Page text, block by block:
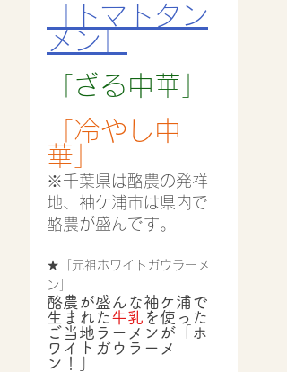
「トマトタン
メン」
「ざる中華」
「冷やし中
華」
※千葉県は酪農の発祥
地、袖ケ浦市は県内で
酪農が盛んです。
★「元祖ホワイトガウラーメ
ン」
酪農が盛んな袖ケ浦で
生まれた牛乳 を使った
ご当地ラーメンが「ホ
ワイトガウラーメ
ン！」